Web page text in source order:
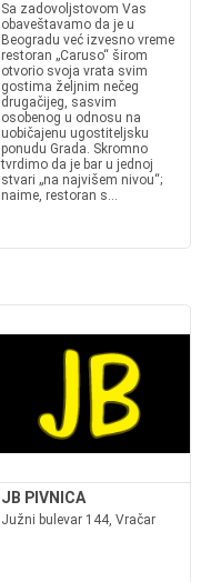
Sa zadovoljstovom Vas
obaveštavamo da je u
Beogradu već izvesno vreme
restoran „Caruso“ širom
otvorio svoja vrata svim
gostima željnim nečeg
drugačijeg, sasvim
osobenog u odnosu na
uobičajenu ugostiteljsku
ponudu Grada. Skromno
tvrdimo da je bar u jednoj
stvari „na najvišem nivou“;
naime, restoran s...
JB PIVNICA
Južni bulevar 144, Vračar